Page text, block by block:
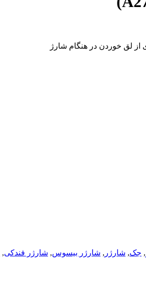
از لق خوردن در هنگام شارژ
, جک, شارژر , شارژر بیسوس, شارژر فندکی,